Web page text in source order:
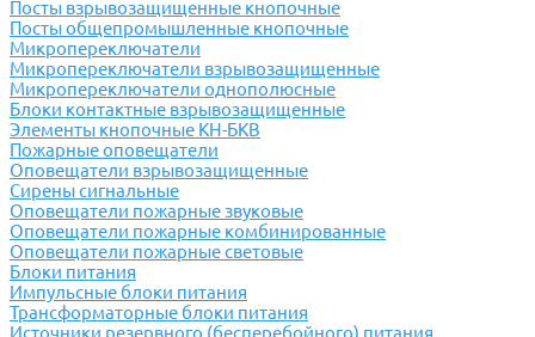
Посты взрывозащищенные кнопочные
Посты общепромышленные кнопочные
Микропереключатели
Микропереключатели взрывозащищенные
Микропереключатели однополюсные
Блоки контактные взрывозащищенные
Элементы кнопочные КН-БКВ
Пожарные оповещатели
Оповещатели взрывозащищенные
Сирены сигнальные
Оповещатели пожарные звуковые
Оповещатели пожарные комбинированные
Оповещатели пожарные световые
Блоки питания
Импульсные блоки питания
Трансформаторные блоки питания
Источники резервного (бесперебойного) питания